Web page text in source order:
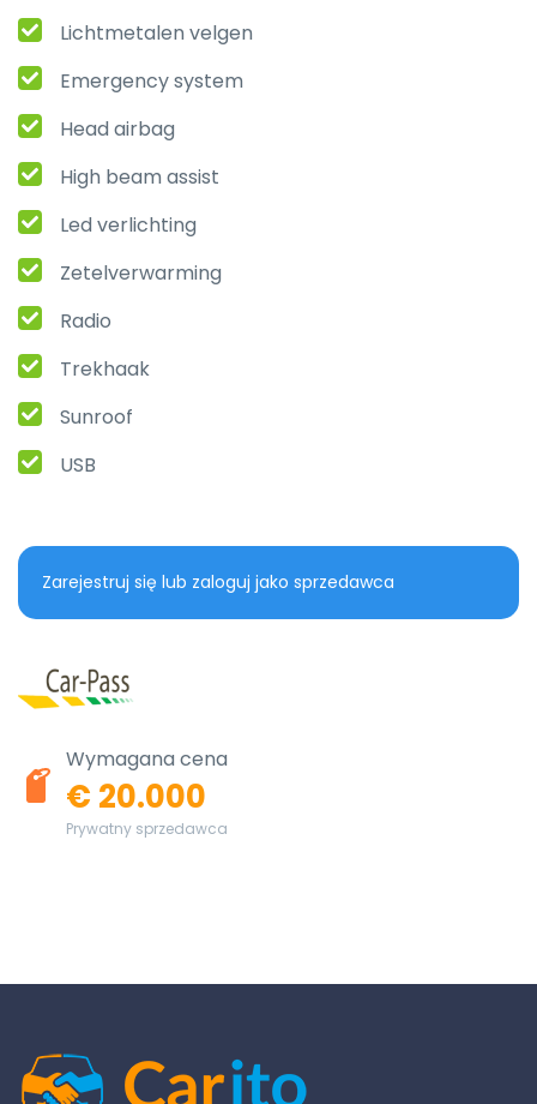
Lichtmetalen velgen
Emergency system
Head airbag
High beam assist
Led verlichting
Zetelverwarming
Radio
Trekhaak
Sunroof
USB
Zarejestruj się lub zaloguj jako sprzedawca
Wymagana cena
€ 20.000
Prywatny sprzedawca